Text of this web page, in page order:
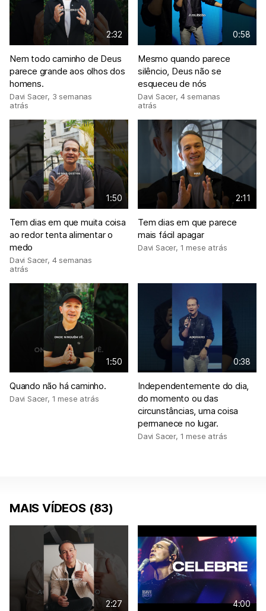
2:32
Nem todo caminho de Deus
parece grande aos olhos dos
homens.
Davi Sacer, 3 semanas
atrás
0:58
Mesmo quando parece
silêncio, Deus não se
esqueceu de nós
Davi Sacer, 4 semanas
atrás
1:50
Tem dias em que muita coisa
ao redor tenta alimentar o
medo
Davi Sacer, 4 semanas
atrás
2:11
Tem dias em que parece
mais fácil apagar
Davi Sacer, 1 mese atrás
1:50
Quando não há caminho.
Davi Sacer, 1 mese atrás
0:38
Independentemente do dia,
do momento ou das
circunstâncias, uma coisa
permanece no lugar.
Davi Sacer, 1 mese atrás
MAIS VÍDEOS (83)
2:27 4:00